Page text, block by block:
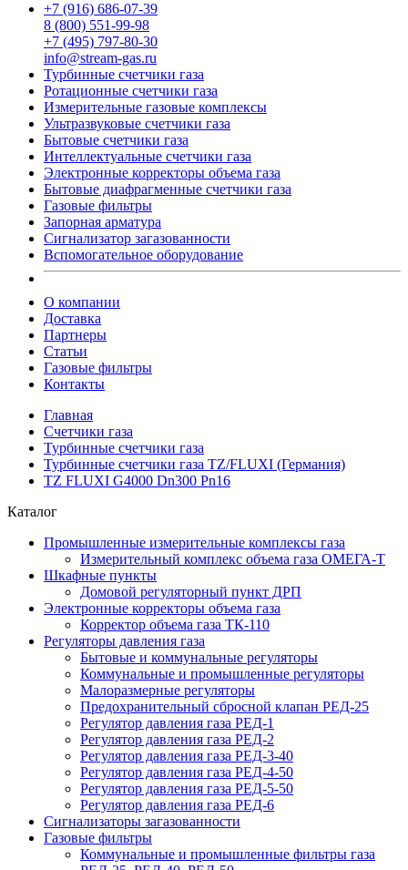
+7 (916) 686-07-39
8 (800) 551-99-98
+7 (495) 797-80-30
info@stream-gas.ru
Турбинные счетчики газа
Ротационные счетчики газа
Измерительные газовые комплексы
Ультразвуковые счетчики газа
Бытовые счетчики газа
Интеллектуальные счетчики газа
Электронные корректоры объема газа
Бытовые диафрагменные счетчики газа
Газовые фильтры
Запорная арматура
Сигнализатор загазованности
Вспомогательное оборудование
О компании
Доставка
Партнеры
Статьи
Газовые фильтры
Контакты
Главная
Счетчики газа
Турбинные счетчики газа
Турбинные счетчики газа TZ/FLUXI (Германия)
TZ FLUXI G4000 Dn300 Pn16
Каталог
Промышленные измерительные комплексы газа
Измерительный комплекс объема газа ОМЕГА-Т
Шкафные пункты
Домовой регуляторный пункт ДРП
Электронные корректоры объема газа
Корректор объема газа ТК-110
Регуляторы давления газа
Бытовые и коммунальные регуляторы
Коммунальные и промышленные регуляторы
Малоразмерные регуляторы
Предохранительный сбросной клапан РЕД-25
Регулятор давления газа РЕД-1
Регулятор давления газа РЕД-2
Регулятор давления газа РЕД-3-40
Регулятор давления газа РЕД-4-50
Регулятор давления газа РЕД-5-50
Регулятор давления газа РЕД-6
Сигнализаторы загазованности
Газовые фильтры
Коммунальные и промышленные фильтры газа